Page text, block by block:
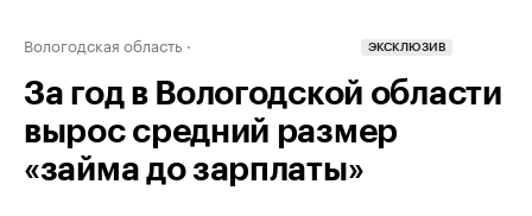
Вологодская область ЭКСКЛЮЗИВ
За год в Вологодской области
вырос средний размер
«займа до зарплаты»